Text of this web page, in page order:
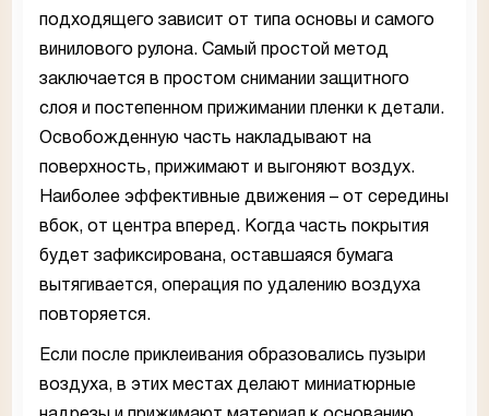
подходящего зависит от типа основы и самого
винилового рулона. Самый простой метод
заключается в простом снимании защитного
слоя и постепенном прижимании пленки к детали.
Освобожденную часть накладывают на
поверхность, прижимают и выгоняют воздух.
Наиболее эффективные движения – от середины
вбок, от центра вперед. Когда часть покрытия
будет зафиксирована, оставшаяся бумага
вытягивается, операция по удалению воздуха
повторяется.
Если после приклеивания образовались пузыри
воздуха, в этих местах делают миниатюрные